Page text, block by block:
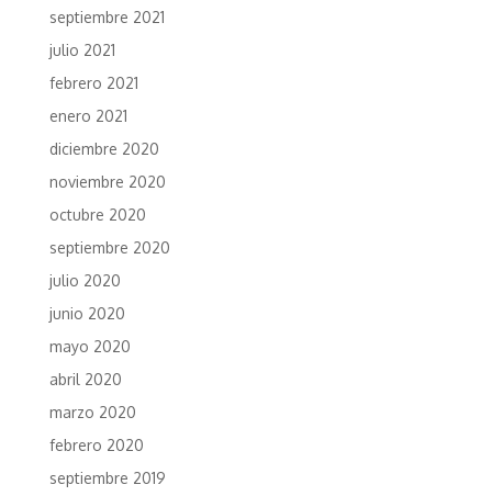
septiembre 2021
julio 2021
febrero 2021
enero 2021
diciembre 2020
noviembre 2020
octubre 2020
septiembre 2020
julio 2020
junio 2020
mayo 2020
abril 2020
marzo 2020
febrero 2020
septiembre 2019